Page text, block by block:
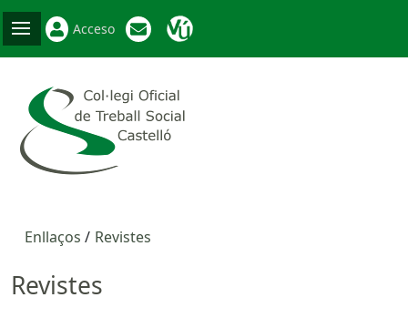
Acceso
Enllaços Revistes
Revistes